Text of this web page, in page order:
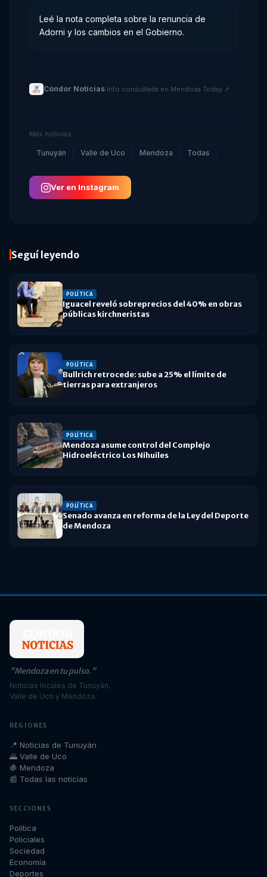
Leé la nota completa sobre la renuncia de
Adorni y los cambios en el Gobierno.
Cóndor Noticias· Info consultada en Mendoza Today↗
Más noticias:
Tunuyán Valle de Uco Mendoza Todas
Ver en Instagram
Seguí leyendo
POLÍTICA
Iguacel reveló sobreprecios del 40% en obras
públicas kirchneristas
POLÍTICA
Bullrich retrocede: sube a 25% el límite de
tierras para extranjeros
POLÍTICA
Mendoza asume control del Complejo
Hidroeléctrico Los Nihuiles
POLÍTICA
Senado avanza en reforma de la Ley del Deporte
de Mendoza
"Mendoza en tu pulso."
Noticias locales de Tunuyán,
Valle de Uco y Mendoza.
REGIONES
📍 Noticias de Tunuyán
🌄 Valle de Uco
🍇 Mendoza
📰 Todas las noticias
SECCIONES
Política
Policiales
Sociedad
Economía
Deportes